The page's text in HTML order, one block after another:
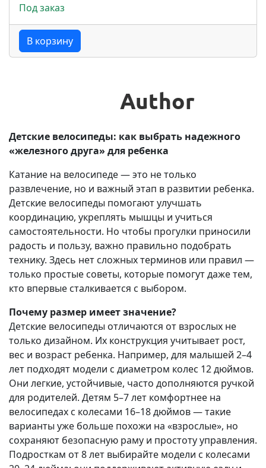
Под заказ
В корзину
Детские велосипеды: как выбрать надежного
«железного друга» для ребенка
Катание на велосипеде — это не только
развлечение, но и важный этап в развитии ребенка.
Детские велосипеды помогают улучшать
координацию, укреплять мышцы и учиться
самостоятельности. Но чтобы прогулки приносили
радость и пользу, важно правильно подобрать
технику. Здесь нет сложных терминов или правил —
только простые советы, которые помогут даже тем,
кто впервые сталкивается с выбором.
Почему размер имеет значение?
Детские велосипеды отличаются от взрослых не
только дизайном. Их конструкция учитывает рост,
вес и возраст ребенка. Например, для малышей 2–4
лет подходят модели с диаметром колес 12 дюймов.
Они легкие, устойчивые, часто дополняются ручкой
для родителей. Детям 5–7 лет комфортнее на
велосипедах с колесами 16–18 дюймов — такие
варианты уже больше похожи на «взрослые», но
сохраняют безопасную раму и простоту управления.
Подросткам от 8 лет выбирайте модели с колесами